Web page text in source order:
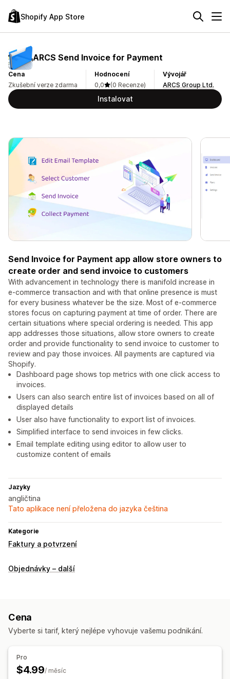
Shopify App Store
ARCS Send Invoice for Payment
Cena
Zkušební verze zdarma
Hodnocení
0,0
(0 Recenze)
Vývojář
ARCS Group Ltd.
Instalovat
Send Invoice for Payment app allow store owners to
create order and send invoice to customers
With advancement in technology there is manifold increase in
e-commerce transaction and with that online presence is must
for every business whatever be the size. Most of e-commerce
stores focus on capturing payment at time of order. There are
certain situations where special ordering is needed. This app
app addresses those situations, allow store owners to create
order and provide functionality to send invoice to customer to
review and pay those invoices. All payments are captured via
Shopify.
Dashboard page shows top metrics with one click access to
invoices.
Users can also search entire list of invoices based on all of
displayed details
User also have functionality to export list of invoices.
Simplified interface to send invoices in few clicks.
Email template editing using editor to allow user to
customize content of emails
Jazyky
angličtina
Tato aplikace není přeložena do jazyka čeština
Kategorie
Faktury a potvrzení
Objednávky – další
Cena
Vyberte si tarif, který nejlépe vyhovuje vašemu podnikání.
Pro
$4.99/ měsíc